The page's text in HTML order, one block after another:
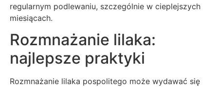
regularnym podlewaniu, szczególnie w cieplejszych
miesiącach.
Rozmnażanie lilaka:
najlepsze praktyki
Rozmnażanie lilaka pospolitego może wydawać się